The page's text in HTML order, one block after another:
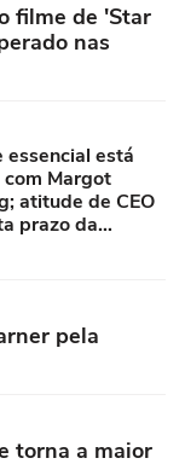
filme de 'Star
nas
está
Margot
atitude de CEO
prazo da
pela
torna a maior